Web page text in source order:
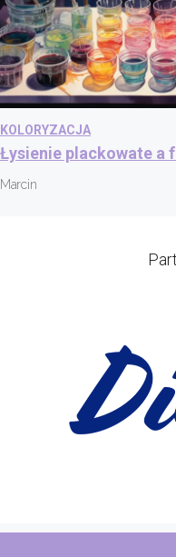
KOLORYZACJA
Łysienie plackowate a
Marcin